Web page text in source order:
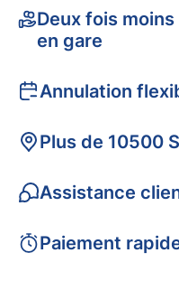
Deux fois
en gare
Annulation
Plus de 10500
Assistance
Paiement